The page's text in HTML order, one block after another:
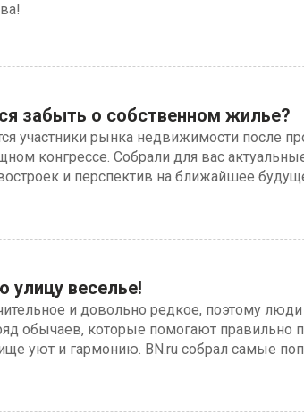
забыть о собственном жилье?
участники рынка недвижимости после
конгрессе. Собрали для вас
и перспектив на ближайшее
улицу веселье!
и довольно редкое, поэтому
обычаев, которые помогают правильно
уют и гармонию. BN.ru собрал самые